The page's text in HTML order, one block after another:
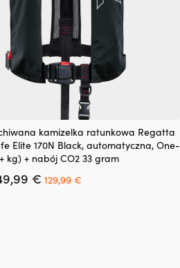
kamizelka ratunkowa Regatta
Elite 170N Black, automatyczna, One-
kg) + nabój CO2 33 gram
€ Pierwotna
cena
129,99 €Aktualna